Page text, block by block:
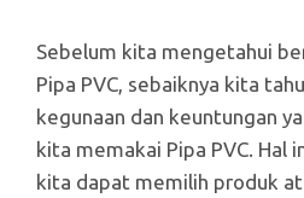
Sebelum kita mengetahui
Pipa PVC, sebaiknya kita
kegunaan dan keuntungan
kita memakai Pipa PVC. Hal
kita dapat memilih produk